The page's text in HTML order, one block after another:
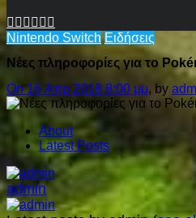
Nintendo Switch Ειδήσεις
Νέες πληροφορίες για το
On 16 Απρ 2018 8:00 μμ, by
About
Latest Posts
admin